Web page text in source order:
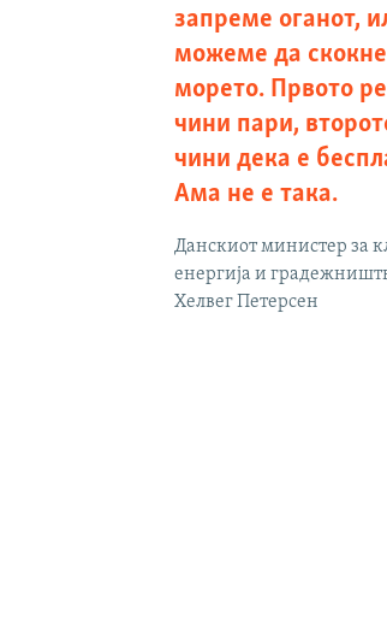
запреме оганот,
можеме да
морето. Првото
чини пари,
чини дека е
Ама не е така.
Данскиот министер за
енергија и
Хелвег Петерсен